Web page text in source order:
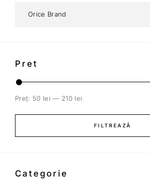
Pret
FILTREAZĂ
Preț: 50 lei — 210 lei
Categorie